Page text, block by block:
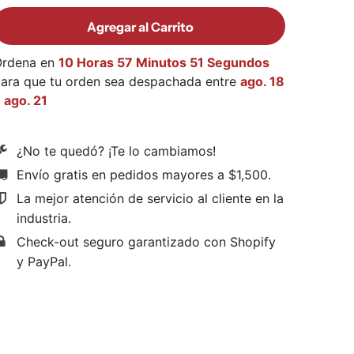
Agregar al Carrito
en 10 Horas 57 Minutos 50 Segundos
que tu orden sea despachada entre ago. 18
ago. 21
¿No te quedó? ¡Te lo cambiamos!
Envío gratis en pedidos mayores a $1,500.
La mejor atención de servicio al cliente en la
industria.
Check-out seguro garantizado con Shopify
y PayPal.